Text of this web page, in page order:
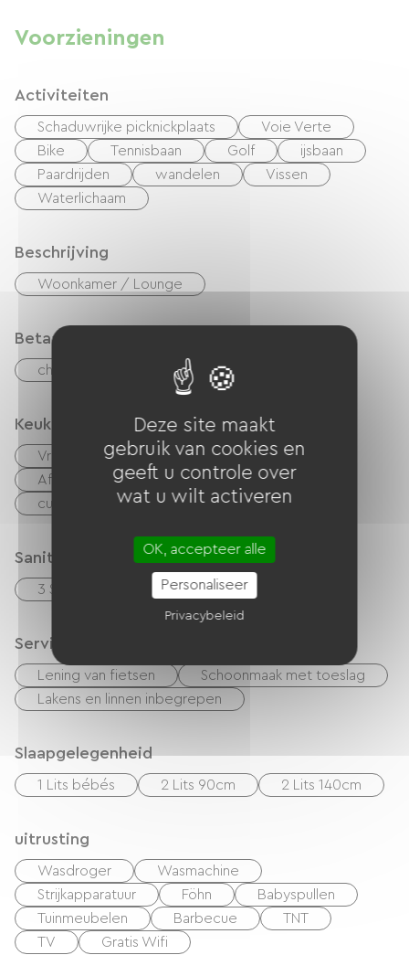
Voorzieningen
Activiteiten
Schaduwrijke picknickplaats
Voie Verte
Bike
Tennisbaan Golf
ijsbaan
Paardrijden
wandelen
Vissen
Waterlichaam
Beschrijving
Woonkamer / Lounge
Betaalmethoden
checks overdracht
Keuken
Vriezer Afwasmachine
Koelkast
Afzuigkap
Vier
Magnetron
cuisinière
Keukentje
Sanitair
3 Salle d'eau (douche)
Services
Lening van fietsen
Schoonmaak met toeslag
Lakens en linnen inbegrepen
Slaapgelegenheid
1 Lits bébés 2 Lits 90cm 2 Lits 140cm
uitrusting
Wasdroger
Wasmachine
Strijkapparatuur
Föhn
Babyspullen
Tuinmeubelen
Barbecue
TNT
TV
Gratis Wifi
Deze site maakt
gebruik van cookies en
geeft u controle over
wat u wilt activeren
OK, accepteer alle
Personaliseer
Privacybeleid